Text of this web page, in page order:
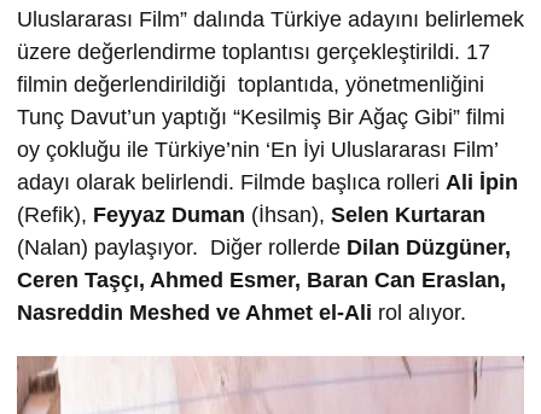
Uluslararası Film” dalında Türkiye adayını belirlemek
üzere değerlendirme toplantısı gerçekleştirildi. 17
filmin değerlendirildiği toplantıda, yönetmenliğini
Tunç Davut’un yaptığı “Kesilmiş Bir Ağaç Gibi” filmi
oy çokluğu ile Türkiye’nin ‘En İyi Uluslararası Film’
adayı olarak belirlendi. Filmde başlıca rolleri Ali İpin
(Refik), Feyyaz Duman (İhsan), Selen Kurtaran
(Nalan) paylaşıyor. Diğer rollerde Dilan Düzgüner,
Ceren Taşçı, Ahmed Esmer, Baran Can Eraslan,
Nasreddin Meshed ve Ahmet el-Ali rol alıyor.